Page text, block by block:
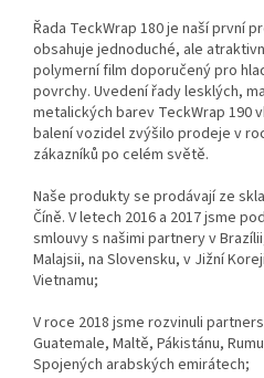
Řada TeckWrap 180 je naší první
obsahuje jednoduché, ale
polymerní film doporučený pro
povrchy. Uvedení řady lesklých,
metalických barev TeckWrap 190
balení vozidel zvýšilo prodeje v
zákazníků po celém světě.
Naše produkty se prodávají ze
Číně. V letech 2016 a 2017 jsme
smlouvy s našimi partnery v
Malajsii, na Slovensku, v Jižní
Vietnamu;
V roce 2018 jsme rozvinuli
Guatemale, Maltě, Pákistánu,
Spojených arabských emirátech;